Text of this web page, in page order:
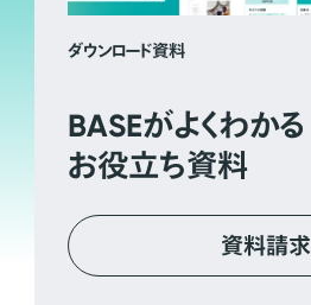
ダウンロード資料
BASEがよくわかる
お役立ち資料
資料請求